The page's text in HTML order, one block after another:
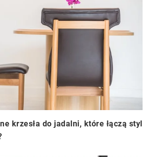
krzesła do jadalni, które łączą styl